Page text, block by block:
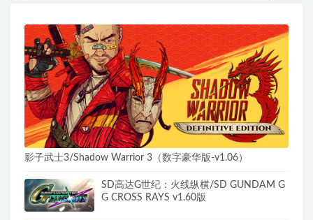
影子武士3/Shadow Warrior 3（数字豪华版-v1.06）
SD高达G世纪：火线纵横/SD GUNDAM G
G CROSS RAYS v1.60版